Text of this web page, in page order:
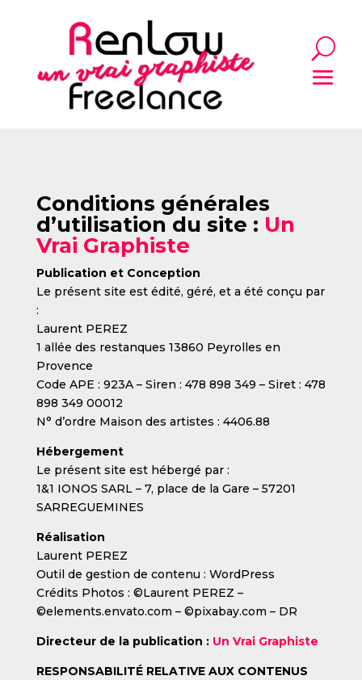
Conditions générales
d’utilisation du site : Un
Vrai Graphiste
Publication et Conception
Le présent site est édité, géré, et a été conçu par
:
Laurent PEREZ
1 allée des restanques 13860 Peyrolles en
Provence
Code APE : 923A – Siren : 478 898 349 – Siret : 478
898 349 00012
N° d’ordre Maison des artistes : 4406.88
Hébergement
Le présent site est hébergé par :
1&1 IONOS SARL – 7, place de la Gare – 57201
SARREGUEMINES
Réalisation
Laurent PEREZ
Outil de gestion de contenu : WordPress
Crédits Photos : ©Laurent PEREZ –
©elements.envato.com – ©pixabay.com – DR
Directeur de la publication : Un Vrai Graphiste
RESPONSABILITÉ RELATIVE AUX CONTENUS